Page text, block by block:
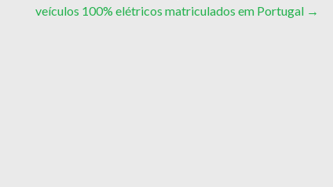
veículos 100% elétricos matriculados em Portugal →